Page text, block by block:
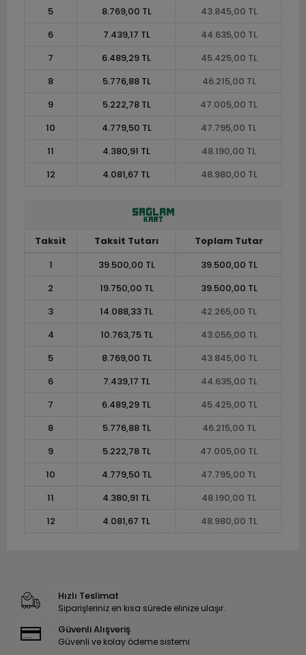
5
8.769,00 TL
43.845,00 TL
6
7.439,17 TL
44.635,00 TL
7
6.489,29 TL
45.425,00 TL
8
5.776,88 TL
46.215,00 TL
9
5.222,78 TL
47.005,00 TL
10
4.779,50 TL
47.795,00 TL
11
4.380,91 TL
48.190,00 TL
12
4.081,67 TL 48.980,00 TL
Taksit Taksit Tutarı
Toplam Tutar
1
39.500,00 TL
39.500,00 TL
2
19.750,00 TL
39.500,00 TL
3
14.088,33 TL
42.265,00 TL
4
10.763,75 TL
43.055,00 TL
5
8.769,00 TL
43.845,00 TL
6
7.439,17 TL
44.635,00 TL
7
6.489,29 TL
45.425,00 TL
8
5.776,88 TL
46.215,00 TL
9
5.222,78 TL
47.005,00 TL
10
4.779,50 TL
47.795,00 TL
11
4.380,91 TL
48.190,00 TL
12
4.081,67 TL 48.980,00 TL
Hızlı Teslimat
Siparişleriniz en kısa sürede elinize ulaşır.
Güvenli Alışveriş
Güvenli ve kolay ödeme sistemi